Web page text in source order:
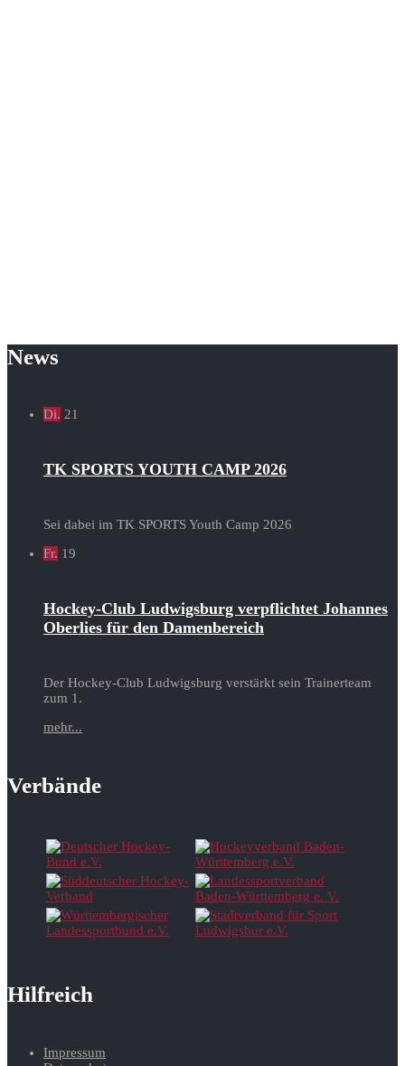
News
Di. 21
TK SPORTS YOUTH CAMP 2026
Sei dabei im TK SPORTS Youth Camp 2026
Fr. 19
Hockey-Club Ludwigsburg verpflichtet Johannes
Oberlies für den Damenbereich
Der Hockey-Club Ludwigsburg verstärkt sein Trainerteam
zum 1.
mehr...
Verbände
Hilfreich
Impressum